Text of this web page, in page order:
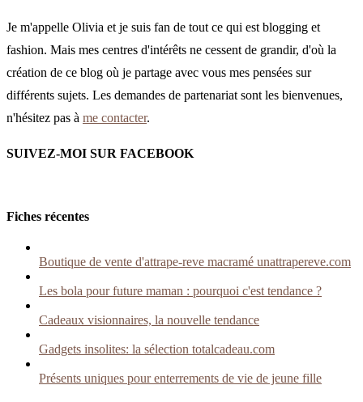
Je m'appelle Olivia et je suis fan de tout ce qui est blogging et
fashion. Mais mes centres d'intérêts ne cessent de grandir, d'où la
création de ce blog où je partage avec vous mes pensées sur
différents sujets. Les demandes de partenariat sont les bienvenues,
n'hésitez pas à me contacter.
SUIVEZ-MOI SUR FACEBOOK
Fiches récentes
Boutique de vente d'attrape-reve macramé unattrapereve.com
Les bola pour future maman : pourquoi c'est tendance ?
Cadeaux visionnaires, la nouvelle tendance
Gadgets insolites: la sélection totalcadeau.com
Présents uniques pour enterrements de vie de jeune fille